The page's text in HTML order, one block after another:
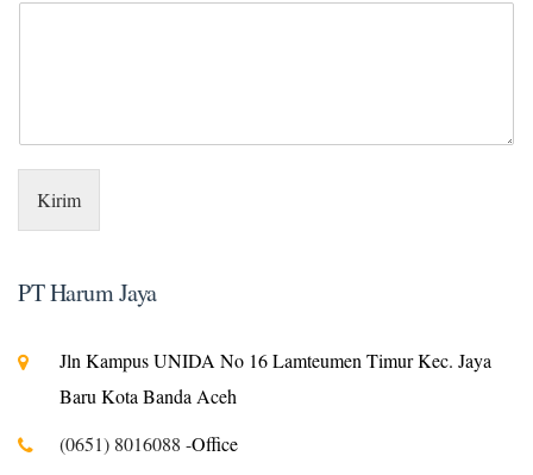
Kirim
PT Harum Jaya
Jln Kampus UNIDA No 16 Lamteumen Timur Kec. Jaya
Baru Kota Banda Aceh
(0651) 8016088 -Office